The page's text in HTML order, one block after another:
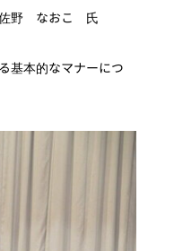
佐野 なおこ 氏
基本的なマナーにつ